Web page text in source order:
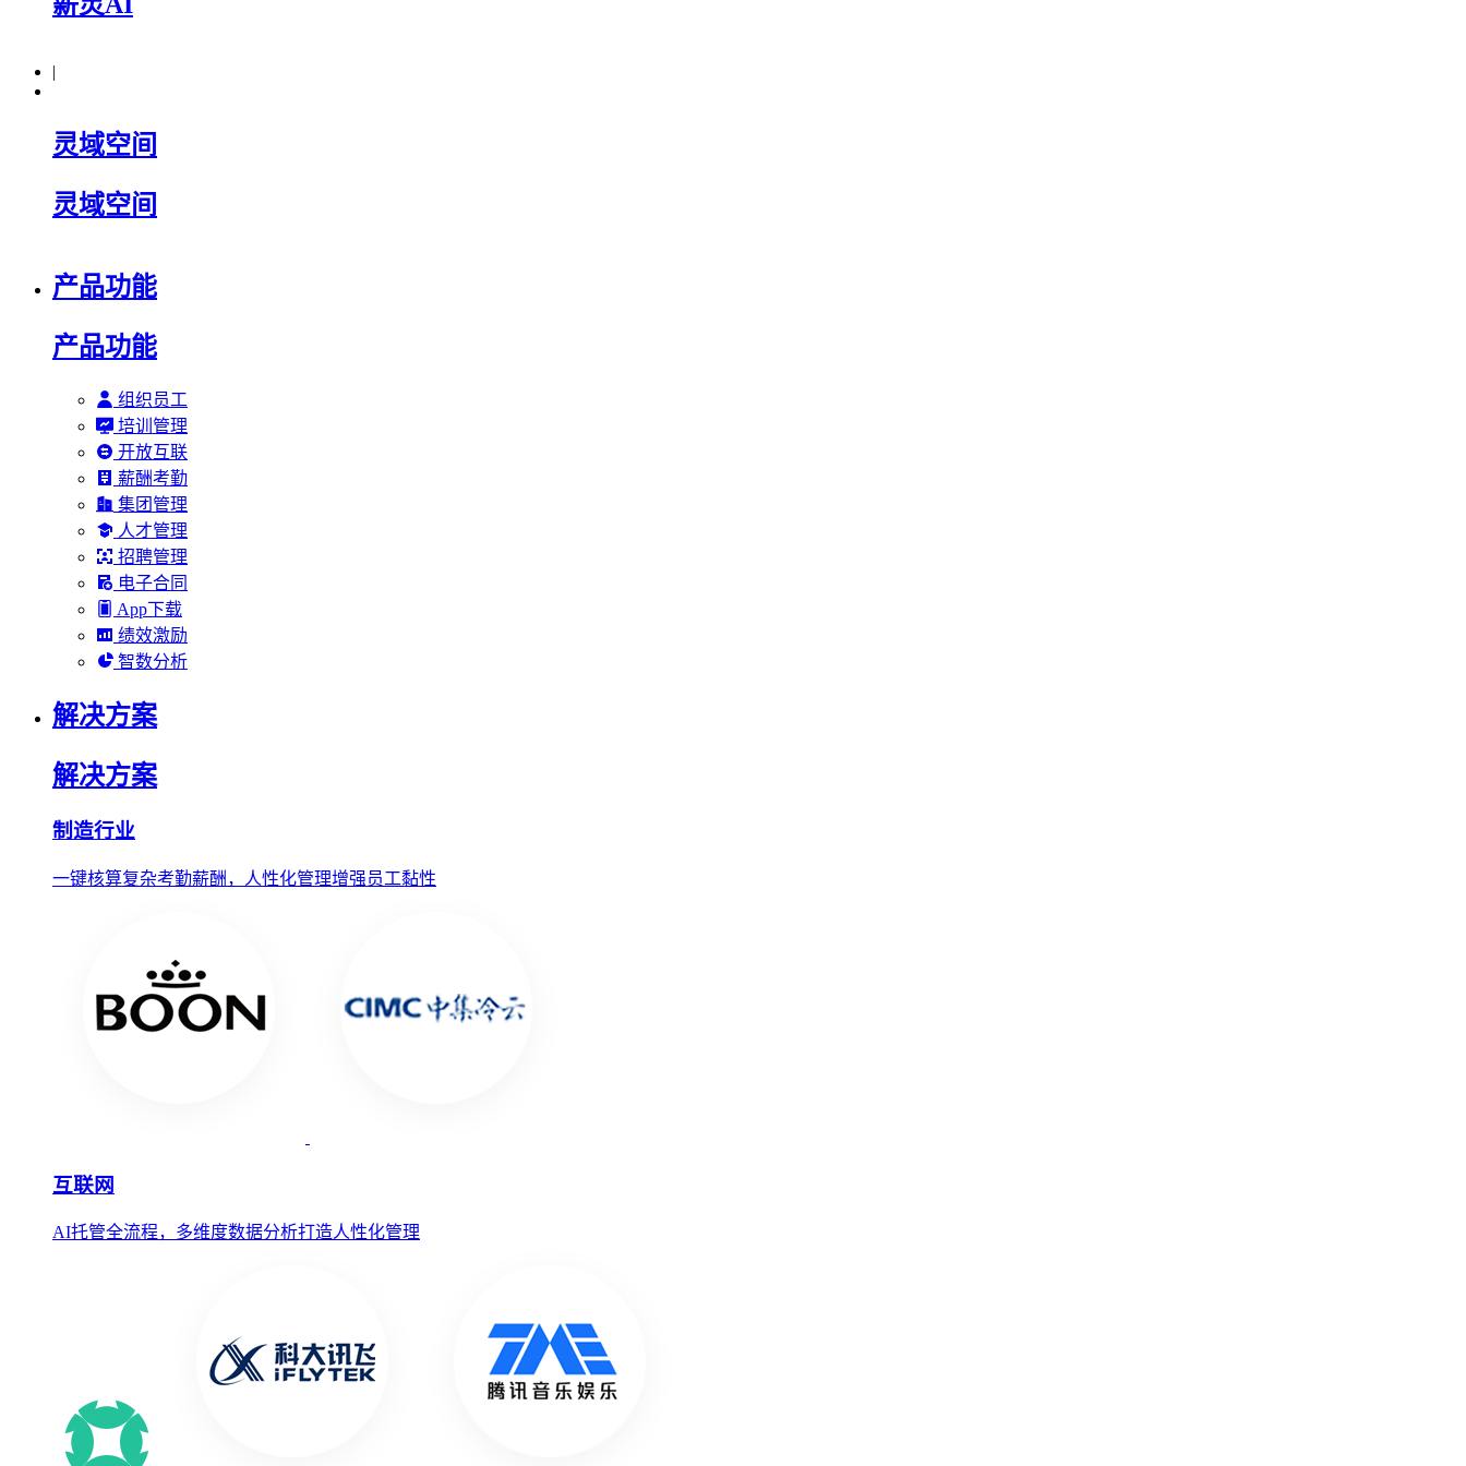
|
灵域空间
灵域空间
产品功能
产品功能
组织员工
培训管理
开放互联
薪酬考勤
集团管理
人才管理
招聘管理
电子合同
App下载
绩效激励
智数分析
解决方案
解决方案
制造行业
一键核算复杂考勤薪酬，人性化管理增强员工黏性
互联网
AI托管全流程，多维度数据分析打造人性化管理